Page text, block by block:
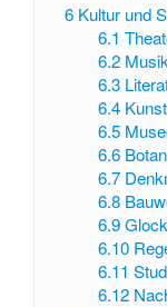
6 Kultur und
6.1
6.2 Musik
6.3
6.4 Kunst
6.5
6.6
6.7
6.8
6.9
6.10
6.11
6.12